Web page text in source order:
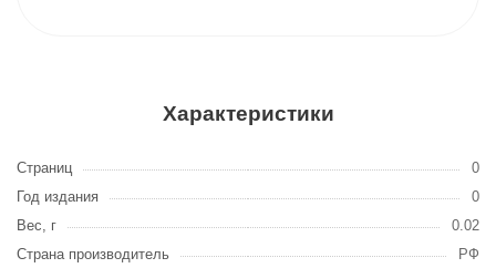
Характеристики
Страниц
0
Год издания
0
Вес, г
0.02
Страна производитель
РФ